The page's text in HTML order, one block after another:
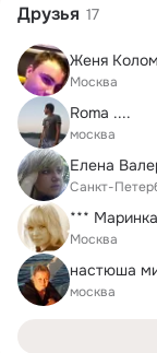
Друзья 17
Женя
Москва
Roma ....
москва
Елена
Санкт-
***
Москва
настюша
москва